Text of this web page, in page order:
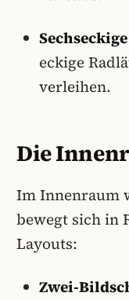
eckige
verleihen.
Die
Im Innenraum
bewegt sich in
Layouts:
Zwei-